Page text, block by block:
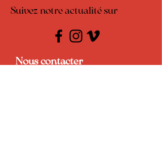
Suivez notre actualité sur
Nous contacter